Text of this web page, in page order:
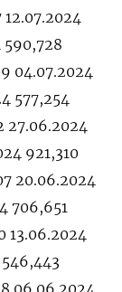
12.07.2024
590,728
04.07.2024
577,254
27.06.2024
921,310
20.06.2024
706,651
13.06.2024
546,443
06.06.2024